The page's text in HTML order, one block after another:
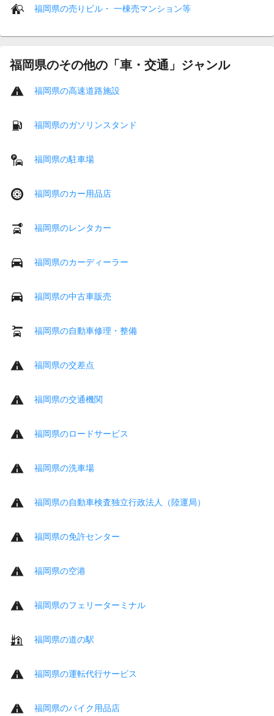
福岡県の売りビル・ 一棟売マンション等
福岡県のその他の「車・交通」ジャンル
福岡県の高速道路施設
福岡県のガソリンスタンド
福岡県の駐車場
福岡県のカー用品店
福岡県のレンタカー
福岡県のカーディーラー
福岡県の中古車販売
福岡県の自動車修理・整備
福岡県の交差点
福岡県の交通機関
福岡県のロードサービス
福岡県の洗車場
福岡県の自動車検査独立行政法人（陸運局）
福岡県の免許センター
福岡県の空港
福岡県のフェリーターミナル
福岡県の道の駅
福岡県の運転代行サービス
福岡県のバイク用品店